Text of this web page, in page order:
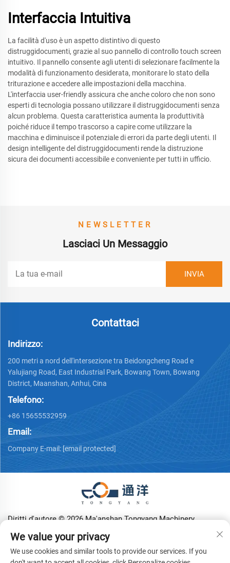
Interfaccia Intuitiva
La facilità d'uso è un aspetto distintivo di questo
distruggidocumenti, grazie al suo pannello di controllo touch screen
intuitivo. Il pannello consente agli utenti di selezionare facilmente la
modalità di funzionamento desiderata, monitorare lo stato della
triturazione e accedere alle impostazioni della macchina.
L'interfaccia user-friendly assicura che anche coloro che non sono
esperti di tecnologia possano utilizzare il distruggidocumenti senza
alcun problema. Questa caratteristica aumenta la produttività
poiché riduce il tempo trascorso a capire come utilizzare la
macchina e diminuisce il potenziale di errori da parte degli utenti. Il
design intelligente del distruggidocumenti rende la distruzione
sicura dei documenti accessibile e conveniente per tutti in ufficio.
NEWSLETTER
Lasciaci Un Messaggio
Contattaci
Indirizzo:
200 metri a nord dell'intersezione tra Beidongcheng Road e
Yalujiang Road, East Industrial Park, Bowang Town, Bowang
District, Maanshan, Anhui, Cina
Telefono:
+86 15655532959
Email:
Company E-mail: [email protected]
Diritti d'autore © 2026 Ma'anshan Tongyang Machinery
privacy
We value your privacy
We use cookies and similar tools to provide our services. If you